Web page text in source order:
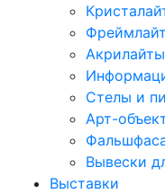
Акрилайты
Стелы и
Арт-
Вывески
Выставки